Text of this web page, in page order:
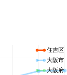
住吉区
大阪市
大阪府